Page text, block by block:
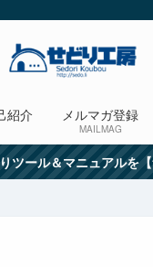
紹介 メルマガ登録
MAILMAG
ツール＆マニュアルを